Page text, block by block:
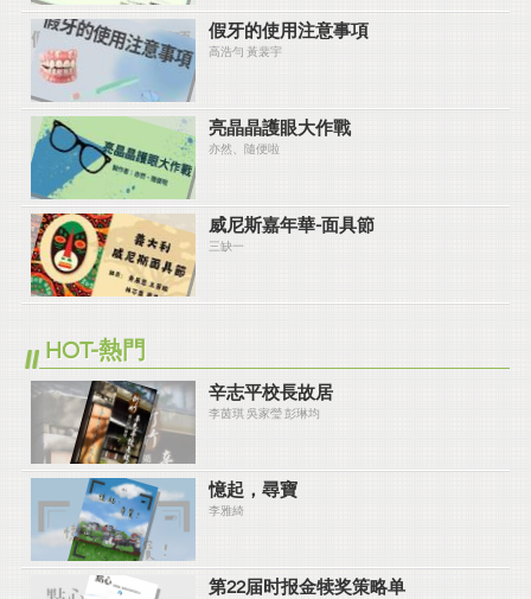
假牙的使用注意事項
高浩勻 黃裴宇
亮晶晶護眼大作戰
亦然、隨便啦
威尼斯嘉年華-面具節
三缺一
HOT-熱門
辛志平校長故居
李茵琪 吳家瑩 彭琳均
憶起，尋寶
李雅綺
第22届时报金犊奖策略单